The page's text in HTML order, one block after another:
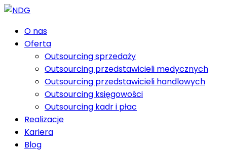
O nas
Oferta
Outsourcing sprzedaży
Outsourcing przedstawicieli medycznych
Outsourcing przedstawicieli handlowych
Outsourcing księgowości
Outsourcing kadr i płac
Realizacje
Kariera
Blog